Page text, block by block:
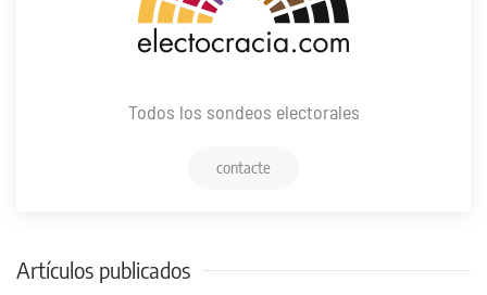
Todos los sondeos electorales
contacte
Artículos publicados